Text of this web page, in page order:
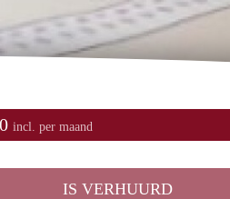
incl. per maand
IS VERHUURD